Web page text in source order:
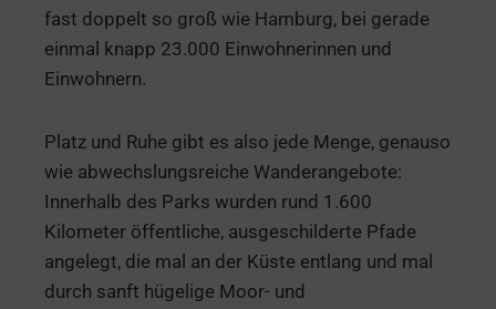
fast doppelt so groß wie Hamburg, bei gerade
einmal knapp 23.000 Einwohnerinnen und
Einwohnern.
Platz und Ruhe gibt es also jede Menge, genauso
wie abwechslungsreiche Wanderangebote:
Innerhalb des Parks wurden rund 1.600
Kilometer öffentliche, ausgeschilderte Pfade
angelegt, die mal an der Küste entlang und mal
durch sanft hügelige Moor- und